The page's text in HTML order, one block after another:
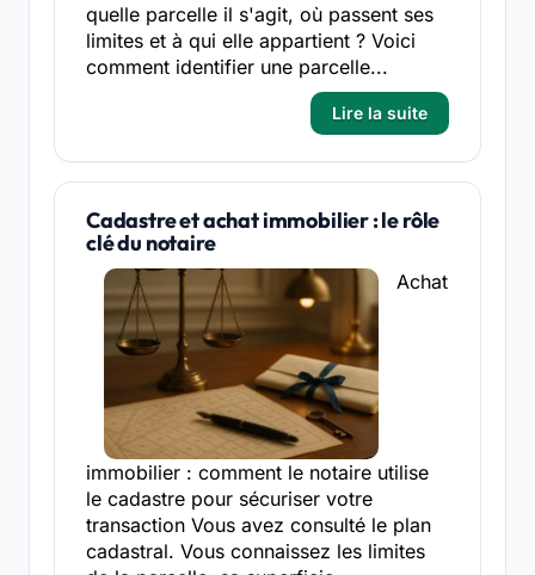
quelle parcelle il s'agit, où passent ses
limites et à qui elle appartient ? Voici
comment identifier une parcelle...
Lire la suite
Cadastre et achat immobilier : le rôle
clé du notaire
Achat
immobilier : comment le notaire utilise
le cadastre pour sécuriser votre
transaction Vous avez consulté le plan
cadastral. Vous connaissez les limites